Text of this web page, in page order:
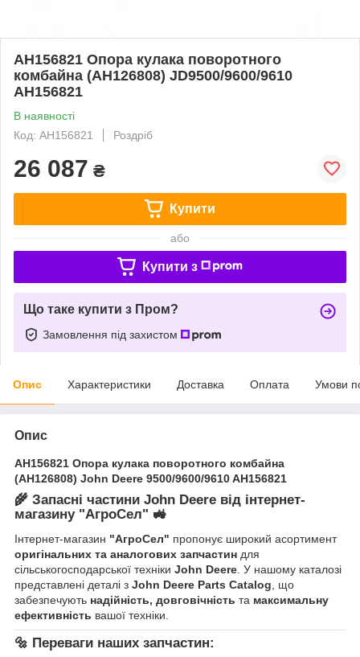
AH156821 Опора кулака поворотного
комбайна (AH126808) JD9500/9600/9610
AH156821
В наявності
Код: AH156821
Роздріб
26 087 ₴
Купити
або
Купити з
Що таке купити з Пром?
Замовлення під захистом
Опис Характеристики Доставка Оплата Умови
Опис
AH156821 Опора кулака поворотного комбайна
(AH126808) John Deere 9500/9600/9610 AH156821
🌾 Запасні частини John Deere від інтернет-
магазину "АгроСел" 🚜
Інтернет-магазин "АгроСел" пропонує широкий асортимент
оригінальних та аналогових запчастин для
сільськогосподарської техніки John Deere . У нашому каталозі
представлені деталі з John Deere Parts Catalog , що
забезпечують надійність, довговічність та максимальну
ефективність вашої техніки.
🔩 Переваги наших запчастин: